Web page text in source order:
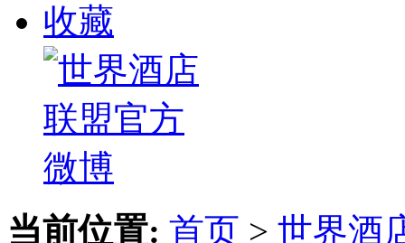
收藏
当前位置: 首页 > 世界酒